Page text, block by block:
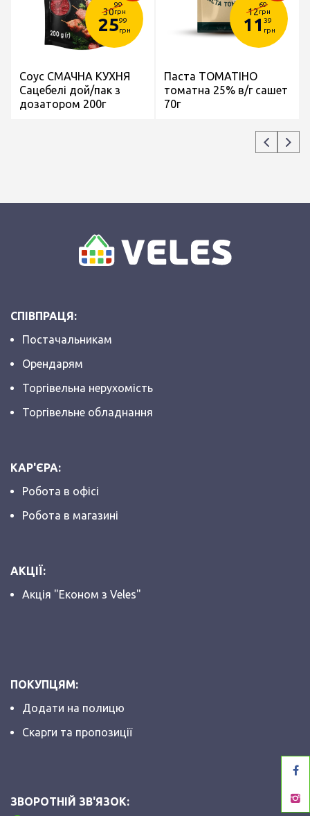
30
99
грн
2599
грн
Соус СМАЧНА КУХНЯ
Сацебелі дой/пак з
дозатором 200г
12
69
грн
11 39
грн
Паста ТОМАТІНО
томатна 25% в/г сашет
70г
СПІВПРАЦЯ:
Постачальникам
Орендарям
Торгівельна нерухомість
Торгівельне обладнання
КАР'ЄРА:
Робота в офісі
Робота в магазині
АКЦІЇ:
Акція "Економ з Veles"
ПОКУПЦЯМ:
Додати на полицю
Скарги та пропозиції
ЗВОРОТНІЙ ЗВ'ЯЗОК: